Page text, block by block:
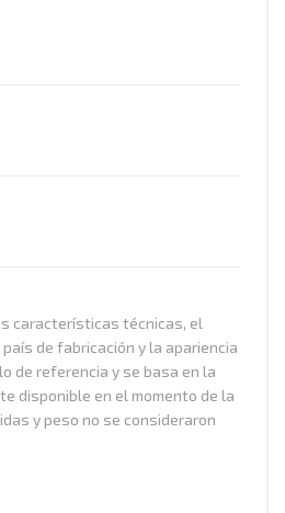
características técnicas, el
de fabricación y la apariencia
de referencia y se basa en la
disponible en el momento de la
y peso no se consideraron